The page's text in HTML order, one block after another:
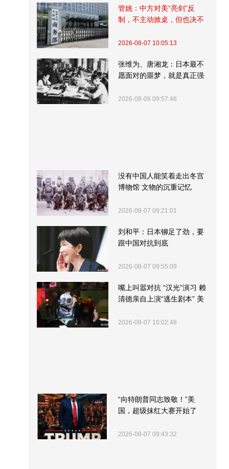
管姚：中方对美“亮剑”反
制，不主动掀桌，但也决不
2026-08-07 10:05:13
张维为、唐湘龙：日本最不
愿面对的噩梦，就是真正强
2026-08-06 09:57:46
没有中国人能笑着走出冬宫
博物馆 文物的沉重记忆
2026-08-07 09:21:01
刘和平：日本铆足了劲，要
跟中国对抗到底
2026-08-07 09:55:09
嘴上叫嚣对抗 “汉光”演习 赖
清德亲自上演“逃生剧本” 美
2026-08-07 10:02:48
“向特朗普同志致敬！”美
国，超级抹红大赛开始了
2026-08-07 09:43:32